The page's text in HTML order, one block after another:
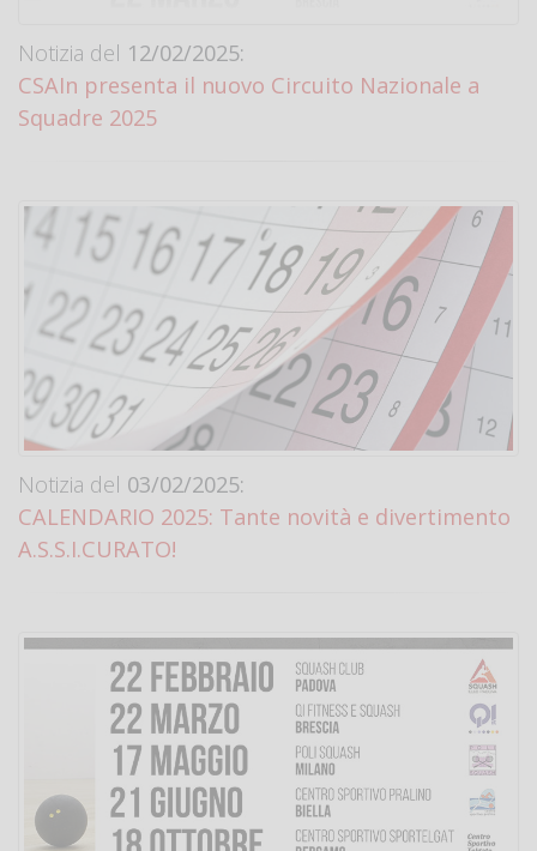
Notizia del 12/02/2025:
CSAIn presenta il nuovo Circuito Nazionale a
Squadre 2025
Notizia del 03/02/2025:
CALENDARIO 2025: Tante novità e divertimento
A.S.S.I.CURATO!